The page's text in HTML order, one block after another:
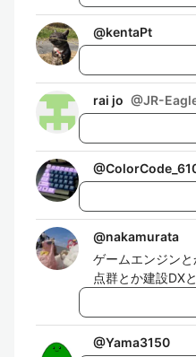
@kentaPt
rai jo @JR-
@
@nakamurata
ゲームエンジン
点群とか建設DX
@Yama3150